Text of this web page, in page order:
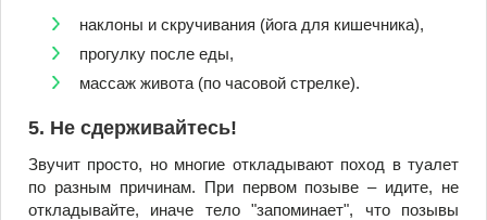
наклоны и скручивания (йога для кишечника),
прогулку после еды,
массаж живота (по часовой стрелке).
5. Не сдерживайтесь!
Звучит просто, но многие откладывают поход в туалет
по разным причинам. При первом позыве – идите, не
откладывайте, иначе тело "запоминает", что позывы